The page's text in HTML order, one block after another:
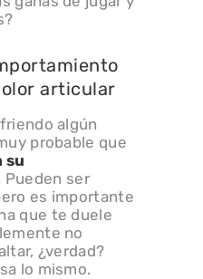
articular
algún
probable que
su
Pueden ser
es importante
que te duele
no
¿verdad?
lo mismo.